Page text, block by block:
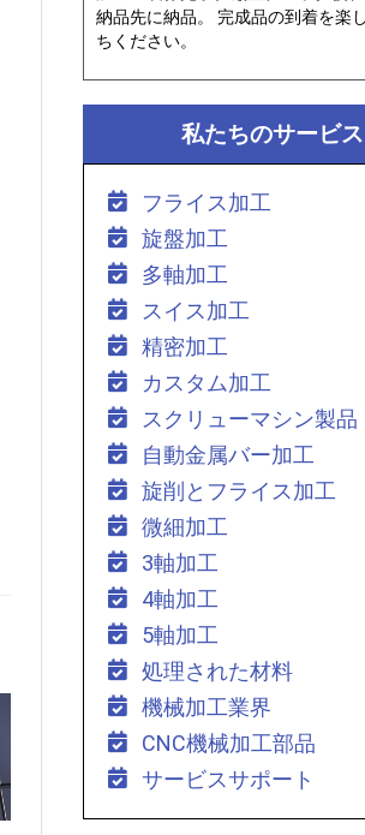
納品先に納品。 完成品の到着を楽
ちください。
私たちのサービス
フライス加工
旋盤加工
多軸加工
スイス加工
精密加工
カスタム加工
スクリューマシン製品
自動金属バー加工
旋削とフライス加工
微細加工
3軸加工
4軸加工
5軸加工
処理された材料
機械加工業界
CNC機械加工部品
サービスサポート